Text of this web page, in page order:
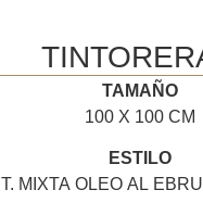
TAMAÑO
100 X 100 CM
ESTILO
T. MIXTA OLEO AL